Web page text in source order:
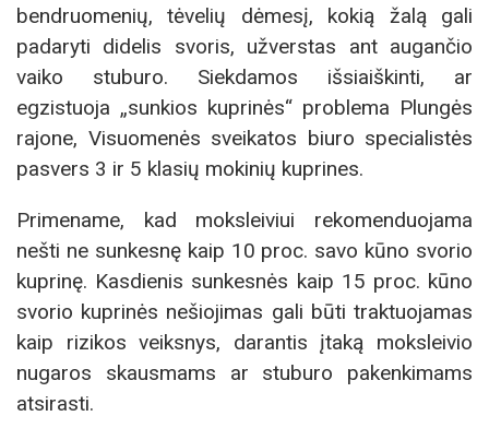
bendruomenių, tėvelių dėmesį, kokią žalą gali
padaryti didelis svoris, užverstas ant augančio
vaiko stuburo. Siekdamos išsiaiškinti, ar
egzistuoja „sunkios kuprinės“ problema Plungės
rajone, Visuomenės sveikatos biuro specialistės
pasvers 3 ir 5 klasių mokinių kuprines.
Primename, kad moksleiviui rekomenduojama
nešti ne sunkesnę kaip 10 proc. savo kūno svorio
kuprinę. Kasdienis sunkesnės kaip 15 proc. kūno
svorio kuprinės nešiojimas gali būti traktuojamas
kaip rizikos veiksnys, darantis įtaką moksleivio
nugaros skausmams ar stuburo pakenkimams
atsirasti.